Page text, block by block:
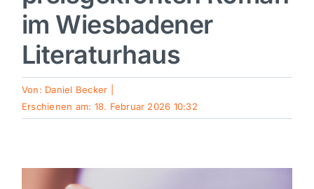
Sport
Panorama
im Wiesbadener
Literaturhaus
Von: Daniel Becker
Erschienen am: 18. Februar 2026 10:32